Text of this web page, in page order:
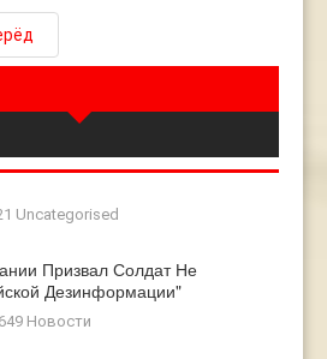
Uncategorised
Призвал Солдат Не
Дезинформации"
Новости